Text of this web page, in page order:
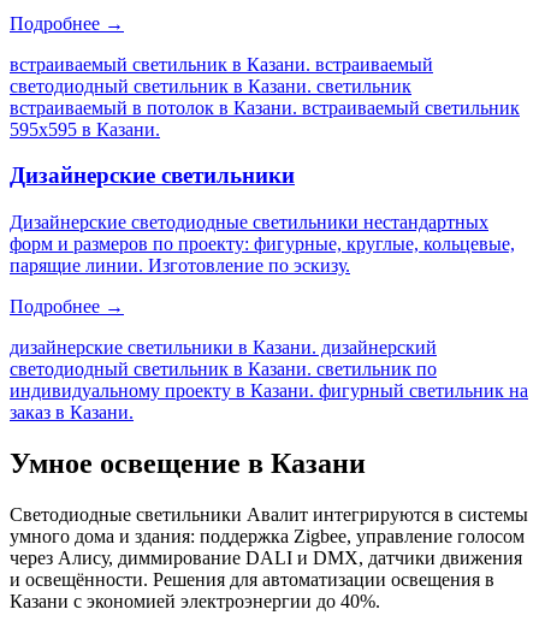
Подробнее →
встраиваемый светильник в Казани. встраиваемый
светодиодный светильник в Казани. светильник
встраиваемый в потолок в Казани. встраиваемый светильник
595х595 в Казани.
Дизайнерские светильники
Дизайнерские светодиодные светильники нестандартных
форм и размеров по проекту: фигурные, круглые, кольцевые,
парящие линии. Изготовление по эскизу.
Подробнее →
дизайнерские светильники в Казани. дизайнерский
светодиодный светильник в Казани. светильник по
индивидуальному проекту в Казани. фигурный светильник на
заказ в Казани.
Умное освещение в Казани
Светодиодные светильники Авалит интегрируются в системы
умного дома и здания: поддержка Zigbee, управление голосом
через Алису, диммирование DALI и DMX, датчики движения
и освещённости. Решения для автоматизации освещения в
Казани с экономией электроэнергии до 40%.